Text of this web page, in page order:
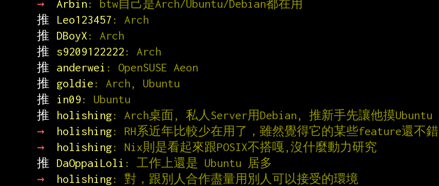
→
Arbin: btw自己是Arch/Ubuntu/Debian都在用
推
Leo123457 : Arch
推
DBoyX: Arch
推
s9209122222: Arch
推
anderwei : OpenSUSE Aeon
推
goldie: Arch, Ubuntu
推
in09: Ubuntu
推
holishing: Arch桌面, 私人Server用Debian, 推新手先讓他摸Ubuntu
→
holishing: RH系近年比較少在用了，雖然覺得它的某些feature還不錯
→
holishing: Nix則是看起來跟POSIX不搭嘎,沒什麼動力研究
推
DaOppaiLoli : 工作上還是 Ubuntu 居多
→
holishing: 對，跟別人合作盡量用別人可以接受的環境